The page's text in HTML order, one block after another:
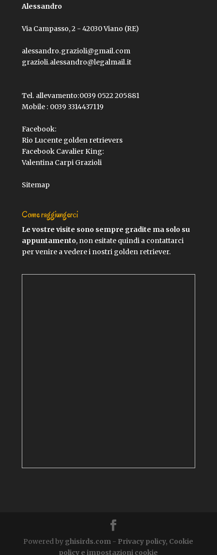
Alessandro
Via Campasso, 2 - 42030 Viano (RE)
alessandro.grazioli@gmail.com
grazioli.alessandro@legalmail.it
Tel. allevamento:0039 0522 205881
Mobile : 0039 3314437119
Facebook:
Rio Lucente golden retrievers
Facebook Cavalier King:
Valentina Carpi Grazioli
Sitemap
Come raggiungerci
Le vostre visite sono sempre gradite ma solo su
appuntamento, non esitate quindi a contattarci
per venire a vedere i nostri golden retriever.
Powered by ghisirds.com - Privacy policy, Cookie
policy e impostazioni cookie